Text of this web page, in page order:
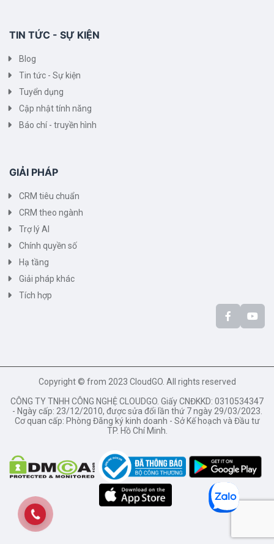
TIN TỨC - SỰ KIỆN
Blog
Tin tức - Sự kiện
Tuyển dụng
Cập nhật tính năng
Báo chí - truyền hình
GIẢI PHÁP
CRM tiêu chuẩn
CRM theo ngành
Trợ lý AI
Chính quyền số
Hạ tầng
Giải pháp khác
Tích hợp
Copyright © from 2023 CloudGO. All rights reserved
CÔNG TY TNHH CÔNG NGHỆ CLOUDGO. Giấy CNĐKKD: 0310534347
- Ngày cấp: 23/12/2010, được sửa đổi lần thứ 7 ngày 29/03/2023.
Cơ quan cấp: Phòng Đăng ký kinh doanh - Sở Kế hoạch và Đầu tư
TP. Hồ Chí Minh.